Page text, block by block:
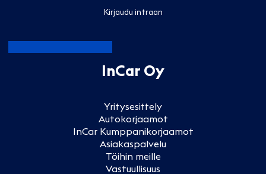
Kirjaudu intraan
InCar Oy
Yritysesittely
Autokorjaamot
InCar Kumppanikorjaamot
Asiakaspalvelu
Töihin meille
Vastuullisuus